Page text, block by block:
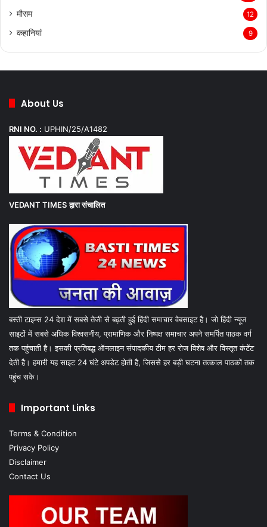
मौसम 12
कहानियां 9
About Us
RNI NO. : UPHIN/25/A1482
VEDANT TIMES द्वारा संचालित
बस्ती टाइम्स 24 देश में सबसे तेजी से बढ़ती हुई हिंदी समाचार वेबसाइट है। जो हिंदी न्यूज
साइटों में सबसे अधिक विश्वसनीय, प्रामाणिक और निष्पक्ष समाचार अपने समर्पित पाठक वर्ग
तक पहुंचाती है। इसकी प्रतिबद्ध ऑनलाइन संपादकीय टीम हर रोज विशेष और विस्तृत कंटेंट
देती है। हमारी यह साइट 24 घंटे अपडेट होती है, जिससे हर बड़ी घटना तत्काल पाठकों तक
पहुंच सके।
Important Links
Terms & Condition
Privacy Policy
Disclaimer
Contact Us